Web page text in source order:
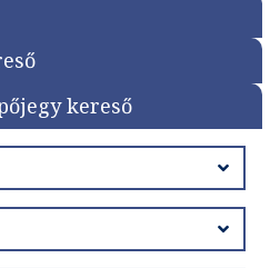
kereső